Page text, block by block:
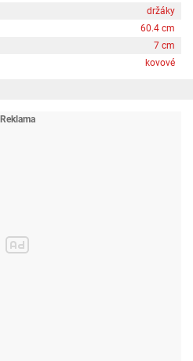
držáky
60.4 cm
7 cm
kovové